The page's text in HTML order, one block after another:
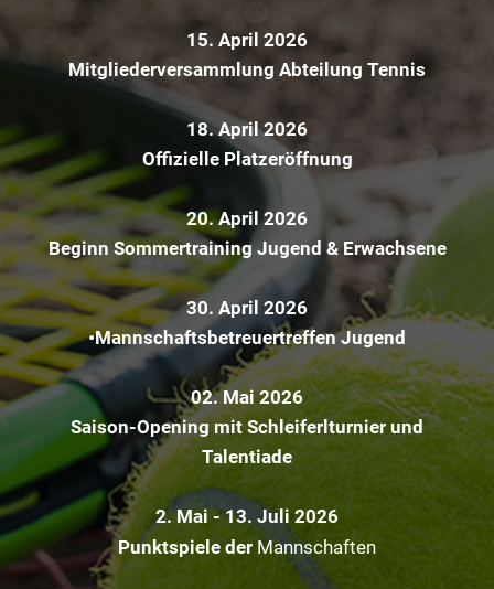
15. April 2026
Mitgliederversammlung Abteilung Tennis
18. April 2026
Offizielle Platzeröffnung
20. April 2026
Beginn Sommertraining Jugend & Erwachsene
30. April 2026
•Mannschaftsbetreuertreffen Jugend
02. Mai 2026
Saison-Opening mit Schleiferlturnier und
Talentiade
2. Mai - 13. Juli 2026
Punktspiele derMannschaften